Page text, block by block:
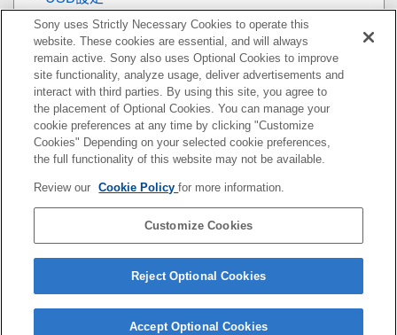
外接輸出設定
一般設定
智慧型手機可用的功能
使用電腦
使用雲端服務
如果您遇到問題
Sony uses Strictly Necessary Cookies to operate this
website. These cookies are essential, and will always
remain active. Sony also uses Optional Cookies to improve
site functionality, analyze usage, deliver advertisements and
interact with third parties. By using this site, you agree to
the placement of Optional Cookies. You can manage your
cookie preferences at any time by clicking "Customize
Cookies" Depending on your selected cookie preferences,
the full functionality of this website may not be available.
Review our Cookie Policyfor more information.
Customize Cookies
Reject Optional Cookies
Accept Optional Cookies